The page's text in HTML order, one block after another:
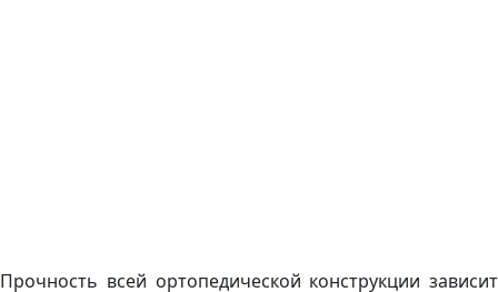
Прочность всей ортопедической конструкции зависит